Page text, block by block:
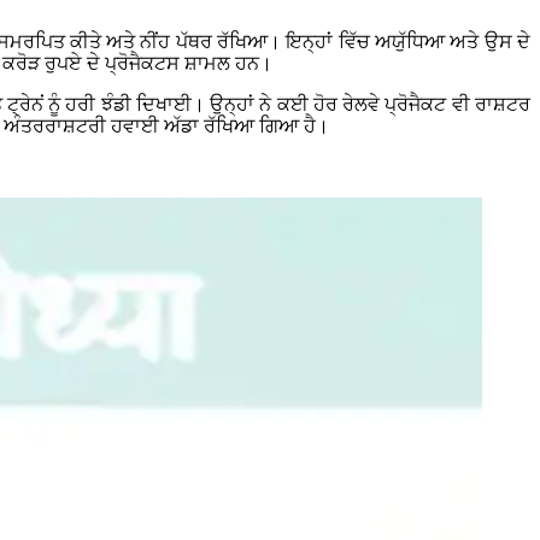
ਸਮਰਪਿਤ ਕੀਤੇ ਅਤੇ ਨੀਂਹ ਪੱਥਰ ਰੱਖਿਆ। ਇਨ੍ਹਾਂ ਵਿੱਚ ਅਯੁੱਧਿਆ ਅਤੇ ਉਸ ਦੇ
ਰੁਪਏ ਦੇ ਪ੍ਰੋਜੈਕਟਸ ਸ਼ਾਮਲ ਹਨ।
ਨੂੰ ਹਰੀ ਝੰਡੀ ਦਿਖਾਈ। ਉਨ੍ਹਾਂ ਨੇ ਕਈ ਹੋਰ ਰੇਲਵੇ ਪ੍ਰੋਜੈਕਟ ਵੀ ਰਾਸ਼ਟਰ
ਅੰਤਰਰਾਸ਼ਟਰੀ ਹਵਾਈ ਅੱਡਾ ਰੱਖਿਆ ਗਿਆ ਹੈ।